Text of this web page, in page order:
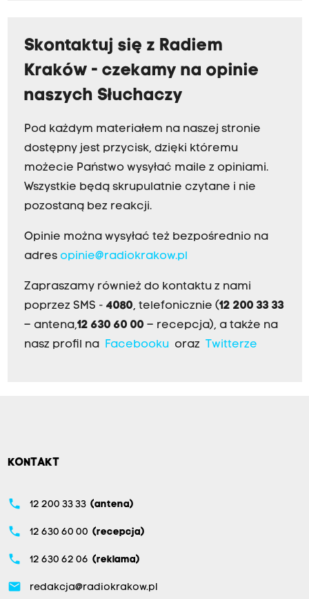
Skontaktuj się z Radiem
Kraków - czekamy na opinie
naszych Słuchaczy
Pod każdym materiałem na naszej stronie
dostępny jest przycisk, dzięki któremu
możecie Państwo wysyłać maile z opiniami.
Wszystkie będą skrupulatnie czytane i nie
pozostaną bez reakcji.
Opinie można wysyłać też bezpośrednio na
adres opinie@radiokrakow.pl
Zapraszamy również do kontaktu z nami
poprzez SMS - 4080, telefonicznie (12 200 33 33
– antena,12 630 60 00 – recepcja), a także na
nasz profil na
Facebookuoraz Twitterze
KONTAKT
phone 12 200 33 33 (antena)
phone 12 630 60 00 (recepcja)
phone 12 630 62 06 (reklama)
email redakcja@radiokrakow.pl